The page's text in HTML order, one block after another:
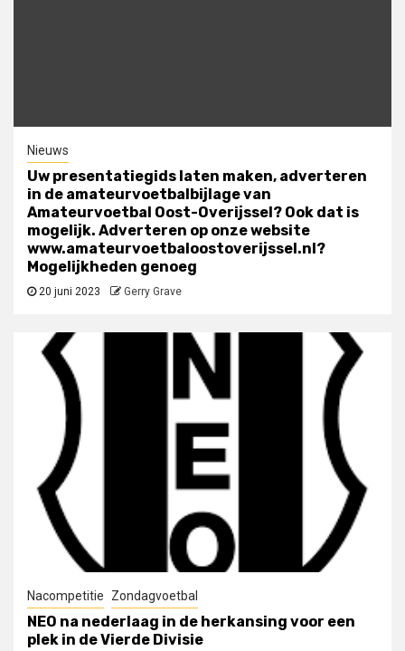
Nieuws
Uw presentatiegids laten maken, adverteren
in de amateurvoetbalbijlage van
Amateurvoetbal Oost-Overijssel? Ook dat is
mogelijk. Adverteren op onze website
www.amateurvoetbaloostoverijssel.nl?
Mogelijkheden genoeg
20 juni 2023 Gerry Grave
Nacompetitie Zondagvoetbal
NEO na nederlaag in de herkansing voor een
plek in de Vierde Divisie